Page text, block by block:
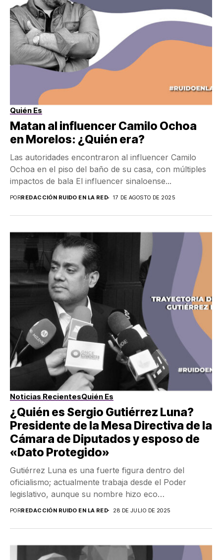
Quién Es
Matan al influencer Camilo Ochoa
en Morelos: ¿Quién era?
Las autoridades encontraron al influencer Camilo
Ochoa en el piso del baño de su casa, con múltiples
impactos de bala El influencer sinaloense...
PORREDACCIÓN RUIDO EN LA RED 17 DE AGOSTO DE 2025
Noticias RecientesQuién Es
¿Quién es Sergio Gutiérrez Luna?
Presidente de la Mesa Directiva de la
Cámara de Diputados y esposo de
«Dato Protegido»
Gutiérrez Luna es una fuerte figura dentro del
oficialismo; actualmente trabaja desde el Poder
legislativo, aunque su nombre hizo eco
recientemente por el...
PORREDACCIÓN RUIDO EN LA RED 28 DE JULIO DE 2025